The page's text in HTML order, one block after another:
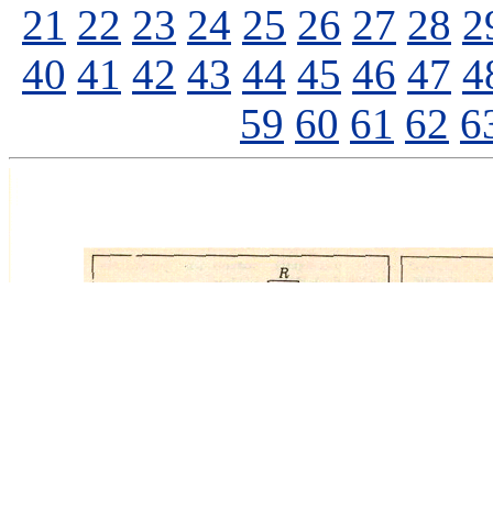
21 22 23 24 25 26 27 28
40 41 42 43 44 45 46 47
59 60 61 62